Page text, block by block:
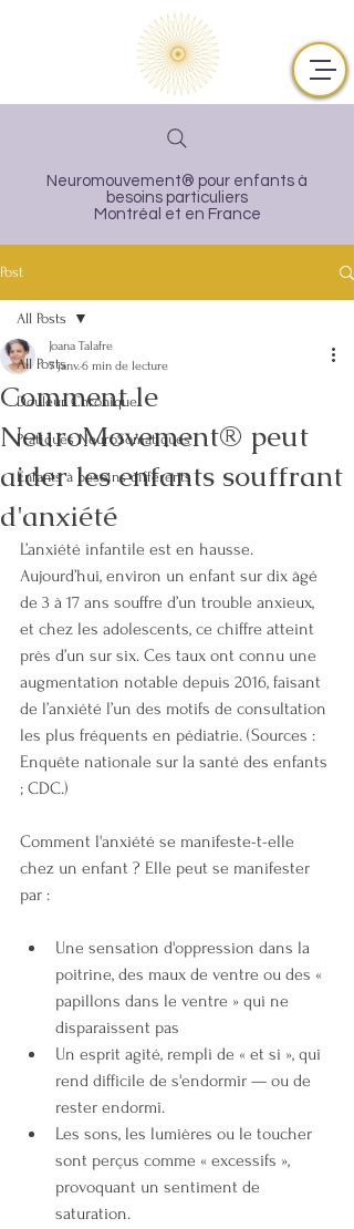
Neuromouvement® pour enfants à
besoins particuliers
Montréal et en France
Post
All Posts
Douleur Chronique
Pratiques NeuroSomatiques
Enfants à besoins différents
All Posts
Comment le
NeuroMovement® peut
aider les enfants souffrant
d'anxiété
Joana Talafre
7 janv.6 min de lecture
L’anxiété infantile est en hausse.
Aujourd’hui, environ un enfant sur dix âgé
de 3 à 17 ans souffre d’un trouble anxieux,
et chez les adolescents, ce chiffre atteint
près d’un sur six. Ces taux ont connu une
augmentation notable depuis 2016, faisant
de l’anxiété l’un des motifs de consultation
les plus fréquents en pédiatrie. (Sources :
Enquête nationale sur la santé des enfants
; CDC.)
Comment l'anxiété se manifeste-t-elle
chez un enfant ? Elle peut se manifester
par :
Une sensation d'oppression dans la
poitrine, des maux de ventre ou des «
papillons dans le ventre » qui ne
disparaissent pas
Un esprit agité, rempli de « et si », qui
rend difficile de s'endormir — ou de
rester endormi.
Les sons, les lumières ou le toucher
sont perçus comme « excessifs »,
provoquant un sentiment de
saturation.